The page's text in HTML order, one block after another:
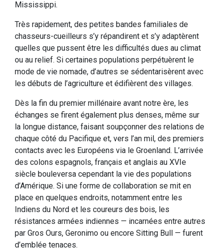
Mississippi.
Très rapidement, des petites bandes familiales de
chasseurs-cueilleurs s’y répandirent et s’y adaptèrent
quelles que pussent être les difficultés dues au climat
ou au relief. Si certaines populations perpétuèrent le
mode de vie nomade, d’autres se sédentarisèrent avec
les débuts de l’agriculture et édifièrent des villages.
Dès la fin du premier millénaire avant notre ère, les
échanges se firent également plus denses, même sur
la longue distance, faisant soupçonner des relations de
chaque côté du Pacifique et, vers l’an mil, des premiers
contacts avec les Européens via le Groenland. L’arrivée
des colons espagnols, français et anglais au XVIe
siècle bouleversa cependant la vie des populations
d’Amérique. Si une forme de collaboration se mit en
place en quelques endroits, notamment entre les
Indiens du Nord et les coureurs des bois, les
résistances armées indiennes — incarnées entre autres
par Gros Ours, Geronimo ou encore Sitting Bull — furent
d’emblée tenaces.